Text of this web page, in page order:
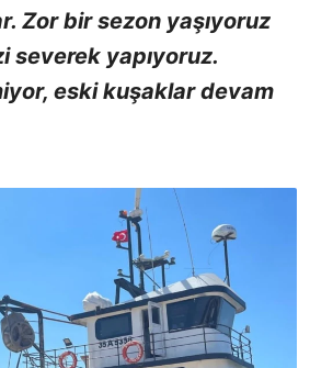
Zor bir sezon yaşıyoruz
severek yapıyoruz.
eski kuşaklar devam